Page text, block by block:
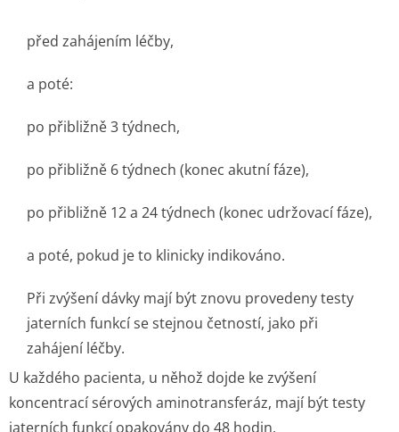
před zahájením léčby,
a poté:
po přibližně 3 týdnech,
po přibližně 6 týdnech (konec akutní fáze),
po přibližně 12 a 24 týdnech (konec udržovací fáze),
a poté, pokud je to klinicky indikováno.
Při zvýšení dávky mají být znovu provedeny testy
jaterních funkcí se stejnou četností, jako při
zahájení léčby.
U každého pacienta, u něhož dojde ke zvýšení
koncentrací sérových aminotransferáz, mají být testy
jaterních funkcí opakovány do 48 hodin.